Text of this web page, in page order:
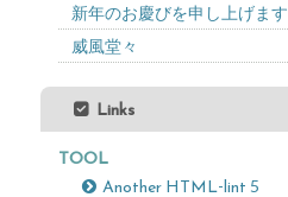
新年のお慶びを申し上げます
威風堂々
Links
TOOL
Another HTML-lint 5